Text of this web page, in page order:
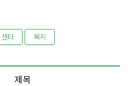
센터 복지
제목